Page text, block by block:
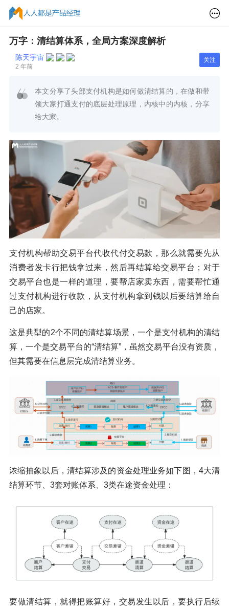
万字：清结算体系，全局方案深度解析
陈天宇宙
2 年前
关注
本文分享了头部支付机构是如何做清结算的，在做和带
领大家打通支付的底层处理原理，内核中的内核，分享
给大家。
支付机构帮助交易平台代收代付交易款，那么就需要先从
消费者发卡行把钱拿过来，然后再结算给交易平台；对于
交易平台也是一样的道理，要帮店家卖东西，需要帮忙通
过支付机构进行收款，从支付机构拿到钱以后要结算给自
己的店家。
这是典型的2个不同的清结算场景，一个是支付机构的清结
算，一个是交易平台的“清结算”，虽然交易平台没有资质，
但其需要在信息层完成清结算业务。
浓缩抽象以后，清结算涉及的资金处理业务如下图，4大清
结算环节、3套对账体系、3类在途资金处理：
要做清结算，就得把账算好，交易发生以后，要执行后续